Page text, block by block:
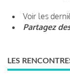
Voir les
Partagez
LES